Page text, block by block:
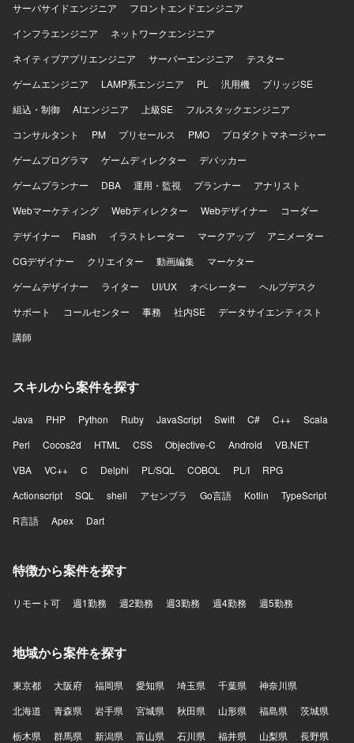
サーバサイドエンジニア
フロントエンドエンジニア
インフラエンジニア
ネットワークエンジニア
ネイティブアプリエンジニア
サーバーエンジニア
テスター
ゲームエンジニア
LAMP系エンジニア PL 汎用機
ブリッジSE
組込・制御
AIエンジニア 上級SE
フルスタックエンジニア
コンサルタント
PM プリセールス PMO
プロダクトマネージャー
ゲームプログラマ
ゲームディレクター
デバッカー
ゲームプランナー
DBA 運用・監視 プランナー
アナリスト
Webマーケティング
Webディレクター Webデザイナー
コーダー
デザイナー
Flash イラストレーター マークアップ
アニメーター
CGデザイナー
クリエイター 動画編集
マーケター
ゲームデザイナー
ライター UI/UX オペレーター
ヘルプデスク
サポート
コールセンター 事務 社内SE
データサイエンティスト
講師
スキルから案件を探す
Java PHP Python Ruby JavaScript Swift C# C++
Scala
Perl
Cocos2d HTML CSS Objective-C Android
VB.NET
VBA
VC++ C Delphi PL/SQL COBOL PL/I
RPG
Actionscript
SQL shell アセンブラ Go言語 Kotlin
TypeScript
R言語
Apex Dart
特徴から案件を探す
リモート可 週1勤務 週2勤務 週3勤務 週4勤務 週5勤務
地域から案件を探す
東京都 大阪府 福岡県 愛知県 埼玉県 千葉県
神奈川県
北海道
青森県 岩手県 宮城県 秋田県 山形県 福島県
茨城県
栃木県
群馬県 新潟県 富山県 石川県 福井県 山梨県 長野県